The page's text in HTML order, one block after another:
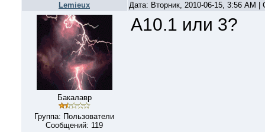
Lemieux Дата: Вторник, 2010-06-15, 3:56 AM
Бакалавр
Группа: Пользователи
Сообщений: 119
А10.1 или 3?